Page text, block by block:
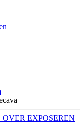
EXPOSEREN